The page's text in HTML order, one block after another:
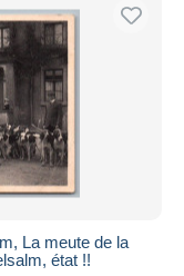
La meute de la
état !!